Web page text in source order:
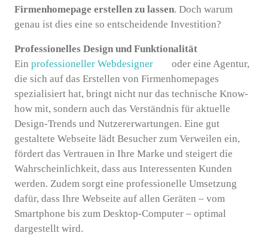
Firmenhomepage erstellen zu lassen. Doch warum
genau ist dies eine so entscheidende Investition?
Professionelles Design und Funktionalität
Ein professioneller Webdesigner
oder eine Agentur,
die sich auf das Erstellen von Firmenhomepages
spezialisiert hat, bringt nicht nur das technische Know-
how mit, sondern auch das Verständnis für aktuelle
Design-Trends und Nutzererwartungen. Eine gut
gestaltete Webseite lädt Besucher zum Verweilen ein,
fördert das Vertrauen in Ihre Marke und steigert die
Wahrscheinlichkeit, dass aus Interessenten Kunden
werden. Zudem sorgt eine professionelle Umsetzung
dafür, dass Ihre Webseite auf allen Geräten – vom
Smartphone bis zum Desktop-Computer – optimal
dargestellt wird.